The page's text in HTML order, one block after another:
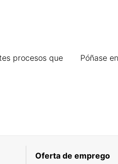
procesos que
Póñase
Oferta de emprego